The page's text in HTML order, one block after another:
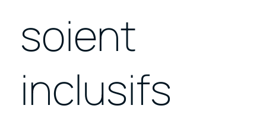
soient
inclusifs